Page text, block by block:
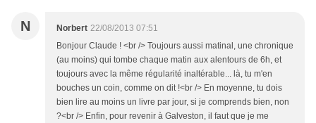
N Norbert 22/08/2013 07:51
Bonjour Claude ! <br /> Toujours aussi matinal, une chronique
(au moins) qui tombe chaque matin aux alentours de 6h, et
toujours avec la même régularité inaltérable... là, tu m'en
bouches un coin, comme on dit !<br /> En moyenne, tu dois
bien lire au moins un livre par jour, si je comprends bien, non
?<br /> Enfin, pour revenir à Galveston, il faut que je me